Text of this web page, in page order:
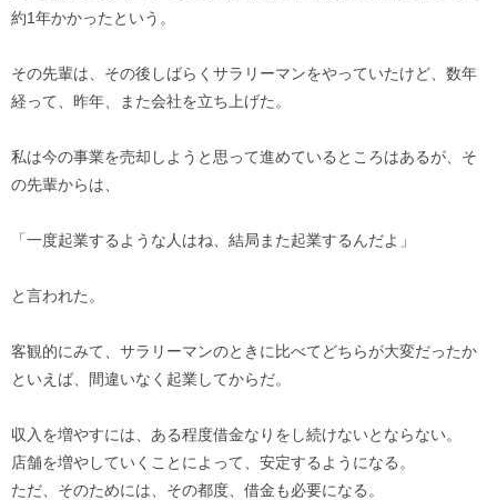
約1年かかったという。
その先輩は、その後しばらくサラリーマンをやっていたけど、数年
経って、昨年、また会社を立ち上げた。
私は今の事業を売却しようと思って進めているところはあるが、そ
の先輩からは、
「一度起業するような人はね、結局また起業するんだよ」
と言われた。
客観的にみて、サラリーマンのときに比べてどちらが大変だったか
といえば、間違いなく起業してからだ。
収入を増やすには、ある程度借金なりをし続けないとならない。
店舗を増やしていくことによって、安定するようになる。
ただ、そのためには、その都度、借金も必要になる。